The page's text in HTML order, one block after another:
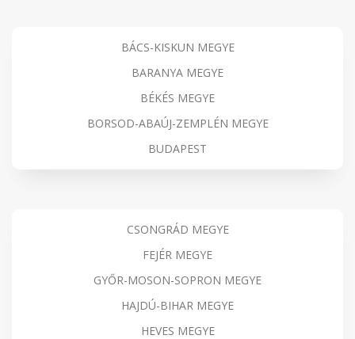
BÁCS-KISKUN MEGYE
BARANYA MEGYE
BÉKÉS MEGYE
BORSOD-ABAÚJ-ZEMPLÉN MEGYE
BUDAPEST
CSONGRÁD MEGYE
FEJÉR MEGYE
GYŐR-MOSON-SOPRON MEGYE
HAJDÚ-BIHAR MEGYE
HEVES MEGYE